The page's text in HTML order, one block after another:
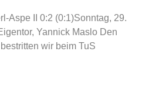
Aspe II 0:2 (0:1)Sonntag, 29.
Yannick Maslo Den
wir beim TuS